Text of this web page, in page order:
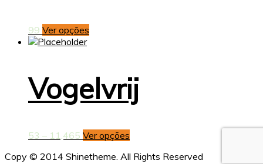
99 Ver opções
Vogelvrij
53 – 11,465 Ver opções
Copy © 2014 Shinetheme. All Rights Reserved